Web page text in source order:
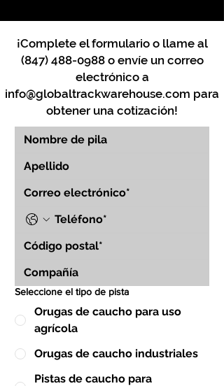
¡Complete el formulario o llame al
(847) 488-0988o envíe un correo
electrónico a
info@globaltrackwarehouse.com para
obtener una cotización!
Seleccione el tipo de pista
Orugas de caucho para uso
agrícola
Orugas de caucho industriales
Pistas de caucho para